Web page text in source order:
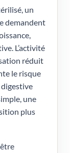
un
demandent
L’activité
réduit
le risque
digestive
une
plus